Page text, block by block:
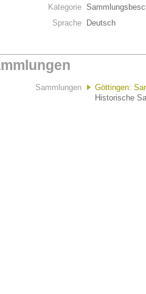
Kategorie
Sprache
Deutsch
Sammlungen
Göttingen:
Historische